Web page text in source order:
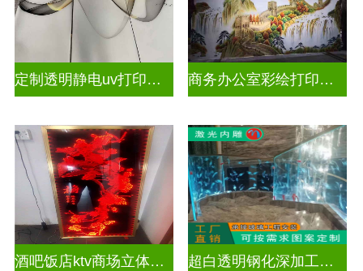
定制透明静电uv打印玻璃 商务办公室彩绘打印玻璃
酒吧饭店ktv商场立体激光内雕屏风 超白透明钢化深加工激光内雕精雕